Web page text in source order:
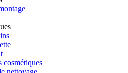
cosmétiques